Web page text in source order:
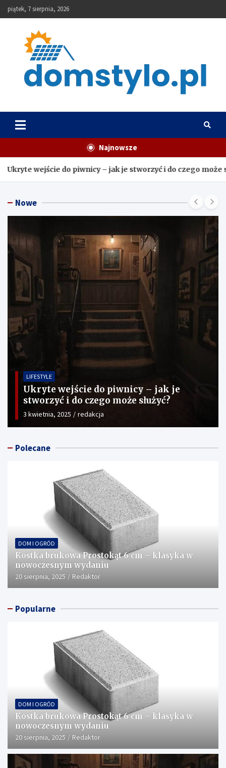
Skip
to
piątek, 7 sierpnia, 2026
DomStylo
Najnowsze
– jak je stworzyć i do czego może służyć? Jak
Nowe
LIFESTYLE
Ukryte wejście do piwnicy – jak je
stworzyć i do czego może służyć?
3 kwietnia, 2025 redakcja
Polecane
DOM I OGRÓD
Kostka brukowa Prostokąt 6 cm – klasyka w
nowoczesnym wydaniu
20 sierpnia, 2025 Redaktor
Popularne
DOM I OGRÓD
Kostka brukowa Prostokąt 6 cm – klasyka w
nowoczesnym wydaniu
20 sierpnia, 2025 Redaktor